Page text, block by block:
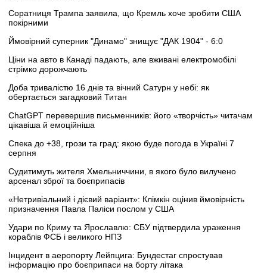
Соратниця Трампа заявила, що Кремль хоче зробити США
покірними
Ймовірний суперник "Динамо" знищує "ДАК 1904" - 6:0
Ціни на авто в Канаді падають, але вживані електромобілі
стрімко дорожчають
Доба тривалістю 16 днів та вічний Сатурн у небі: як
обертається загадковий Титан
ChatGPT перевершив письменників: його «творчість» читачам
цікавіша й емоційніша
Спека до +38, грози та град: якою буде погода в Україні 7
серпня
Судитимуть жителя Хмельниччини, в якого було вилучено
арсенал зброї та боєприпасів
«Нетривіальний і дієвий варіант»: Клімкін оцінив ймовірність
призначення Павла Паліси послом у США
Удари по Криму та Ярославлю: СБУ підтвердила ураження
кораблів ФСБ і великого НПЗ
Інцидент в аеропорту Лейпцига: Бундестаг спростував
інформацію про боєприпаси на борту літака